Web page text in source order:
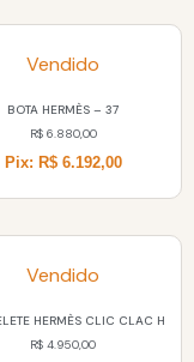
Vendido
BOTA HERMÈS – 37
R$6.880,00
Pix: R$ 6.192,00
Vendido
HERMÈS CLIC CLAC H
R$ 4.950,00